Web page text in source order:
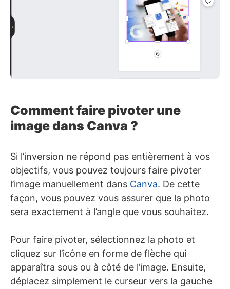
Comment faire pivoter une
image dans Canva ?
Si l’inversion ne répond pas entièrement à vos
objectifs, vous pouvez toujours faire pivoter
l’image manuellement dans Canva. De cette
façon, vous pouvez vous assurer que la photo
sera exactement à l’angle que vous souhaitez.
Pour faire pivoter, sélectionnez la photo et
cliquez sur l’icône en forme de flèche qui
apparaîtra sous ou à côté de l’image. Ensuite,
déplacez simplement le curseur vers la gauche